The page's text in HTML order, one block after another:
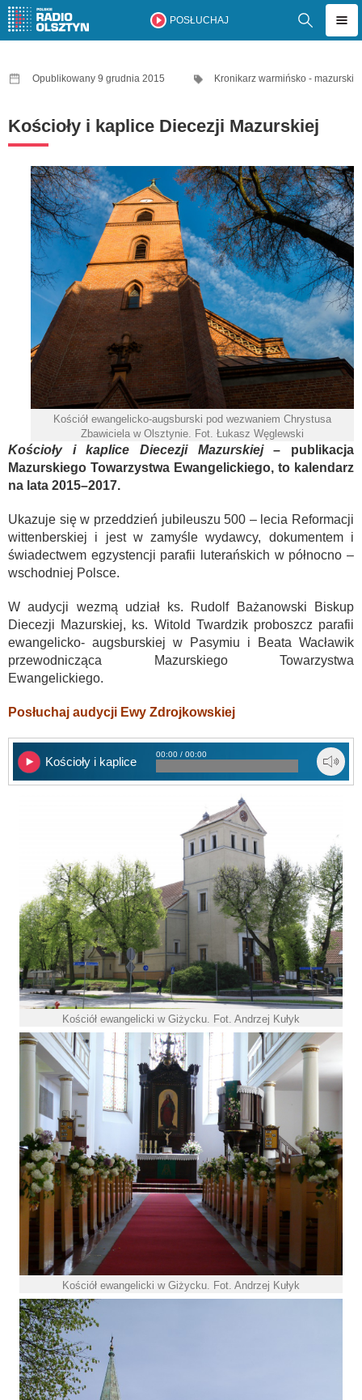
POSŁUCHAJ
Opublikowany 9 grudnia 2015 Kronikarz warmińsko - mazurski
Kościoły i kaplice Diecezji Mazurskiej
Kościół ewangelicko-augsburski pod wezwaniem Chrystusa
Zbawiciela w Olsztynie. Fot. Łukasz Węglewski
Kościoły i kaplice Diecezji Mazurskiej– publikacja
Mazurskiego Towarzystwa Ewangelickiego, to kalendarz
na lata 2015–2017.
Ukazuje się w przeddzień jubileuszu 500 – lecia Reformacji
wittenberskiej i jest w zamyśle wydawcy, dokumentem i
świadectwem egzystencji parafii luterańskich w północno –
wschodniej Polsce.
W audycji wezmą udział ks. Rudolf Bażanowski Biskup
Diecezji Mazurskiej, ks. Witold Twardzik proboszcz parafii
ewangelicko- augsburskiej w Pasymiu i Beata Wacławik
przewodnicząca Mazurskiego Towarzystwa
Ewangelickiego.
Posłuchaj audycji Ewy Zdrojkowskiej
Kościoły i kaplice
00:00 / 00:00
Kościół ewangelicki w Giżycku. Fot. Andrzej Kułyk
Kościół ewangelicki w Giżycku. Fot. Andrzej Kułyk